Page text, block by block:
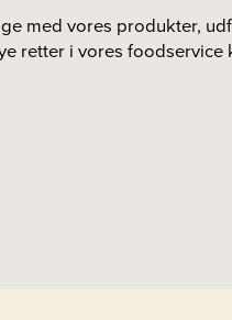
med vores produkter,
retter i vores foodservice